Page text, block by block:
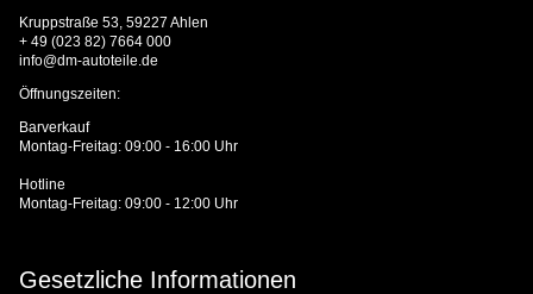
Kruppstraße 53, 59227 Ahlen
+ 49 (023 82) 7664 000
info@dm-autoteile.de
Öffnungszeiten:
Barverkauf
Montag-Freitag: 09:00 - 16:00 Uhr
Hotline
Montag-Freitag: 09:00 - 12:00 Uhr
Gesetzliche Informationen